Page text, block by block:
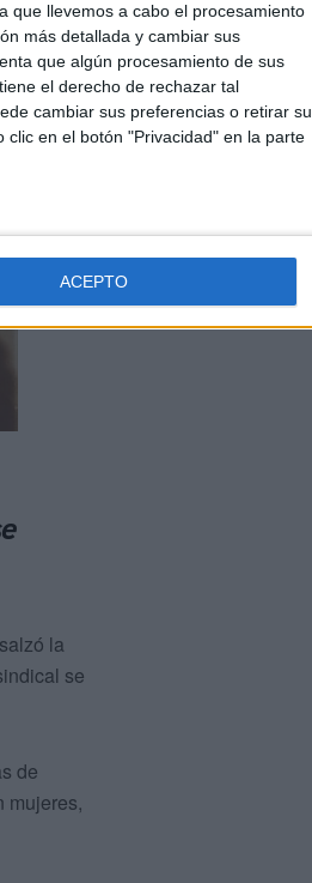
que llevemos a cabo el procesamiento
más detallada y cambiar sus
que algún procesamiento de sus
el derecho de rechazar tal
cambiar sus preferencias o retirar su
en el botón "Privacidad" en la parte
ACEPTO
la
se
de
mujeres,